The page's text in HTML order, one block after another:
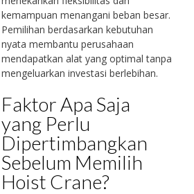
kemampuan menangani beban besar.
Pemilihan berdasarkan kebutuhan
nyata membantu perusahaan
mendapatkan alat yang optimal tanpa
mengeluarkan investasi berlebihan.
Faktor Apa Saja
yang Perlu
Dipertimbangkan
Sebelum Memilih
Hoist Crane?